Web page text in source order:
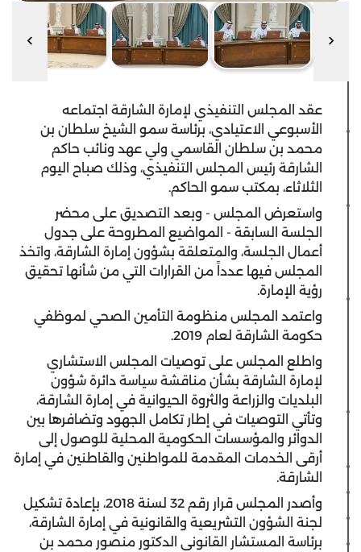
عقد المجلس التنفيذي لإمارة الشارقة اجتماعه
الأسبوعي الاعتيادي، برئاسة سمو الشيخ سلطان بن
محمد بن سلطان القاسمي ولي عهد ونائب حاكم
الشارقة رئيس المجلس التنفيذي، وذلك صباح اليوم
الثلاثاء، بمكتب سمو الحاكم.
واستعرض المجلس - وبعد التصديق على محضر
الجلسة السابقة - المواضيع المطروحة على جدول
أعمال الجلسة، والمتعلقة بشؤون إمارة الشارقة، واتخذ
المجلس فيها عدداً من القرارات التي من شأنها تحقيق
رؤية الإمارة.
واعتمد المجلس منظومة التأمين الصحي لموظفي
حكومة الشارقة لعام 2019.
واطلع المجلس على توصيات المجلس الاستشاري
لإمارة الشارقة بشأن مناقشة سياسة دائرة شؤون
البلديات والزراعة والثروة الحيوانية في إمارة الشارقة،
وتأتي التوصيات في إطار تكامل الجهود وتضافرها بين
الدوائر والمؤسسات الحكومية المحلية للوصول إلى
أرقى الخدمات المقدمة للمواطنين والقاطنين في إمارة
الشارقة.
وأصدر المجلس قرار رقم 32 لسنة 2018، بإعادة تشكيل
لجنة الشؤون التشريعية والقانونية في إمارة الشارقة،
برئاسة المستشار القانوني الدكتور منصور محمد بن